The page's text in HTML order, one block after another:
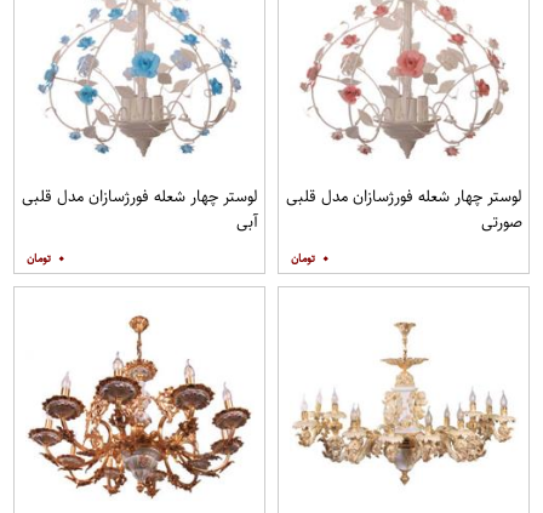
لوستر چهار شعله فورژسازان مدل قلبی
صورتی
۰
لوستر چهار شعله فورژسازان مدل قلبی
آبی
۰